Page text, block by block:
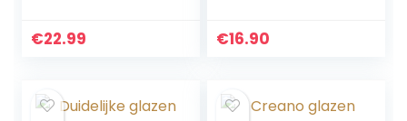
theegeschenkset,
€22.99
zeef voor losse
€16.90